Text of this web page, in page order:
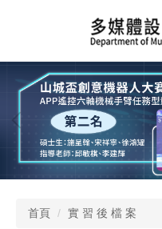
要
區
首頁 實 習 後 檔 案